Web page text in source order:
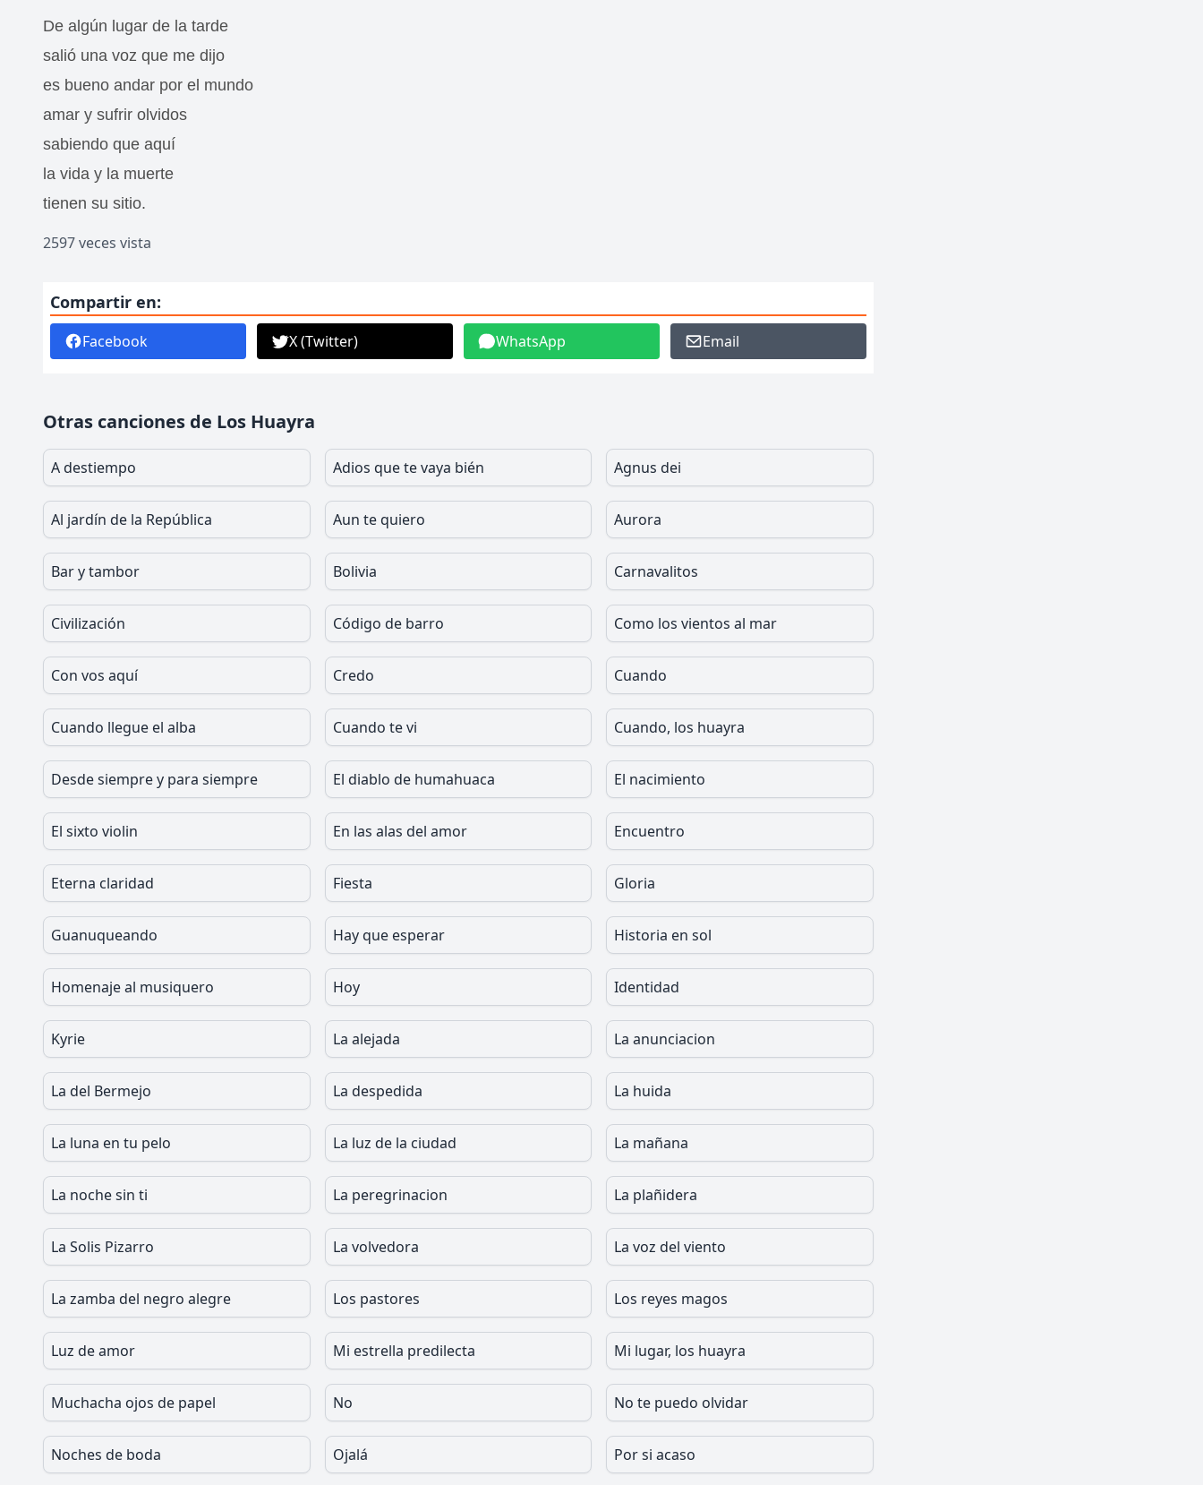
De algún lugar de la tarde
salió una voz que me dijo
es bueno andar por el mundo
amar y sufrir olvidos
sabiendo que aquí
la vida y la muerte
tienen su sitio.
2597 veces vista
Compartir en:
Facebook X (Twitter) WhatsApp Email
Otras canciones de Los Huayra
A destiempo Adios que te vaya bién Agnus dei
Al jardín de la República Aun te quiero Aurora
Bar y tambor Bolivia Carnavalitos
Civilización Código de barro Como los vientos al mar
Con vos aquí Credo Cuando
Cuando llegue el alba Cuando te vi Cuando, los huayra
Desde siempre y para siempre El diablo de humahuaca El nacimiento
El sixto violin En las alas del amor Encuentro
Eterna claridad Fiesta Gloria
Guanuqueando Hay que esperar Historia en sol
Homenaje al musiquero Hoy Identidad
Kyrie La alejada La anunciacion
La del Bermejo La despedida La huida
La luna en tu pelo La luz de la ciudad La mañana
La noche sin ti La peregrinacion La plañidera
La Solis Pizarro La volvedora La voz del viento
La zamba del negro alegre Los pastores Los reyes magos
Luz de amor Mi estrella predilecta Mi lugar, los huayra
Muchacha ojos de papel No No te puedo olvidar
Noches de boda Ojalá Por si acaso